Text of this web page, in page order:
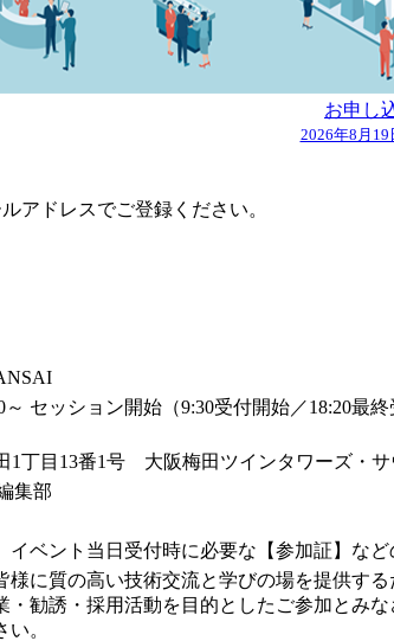
お申し
2026年8月
アドレスでご登録ください。
セッション開始（9:30受付開始／18:20最終
1丁目13番1号 大阪梅田ツインタワーズ・サ
集部
イベント当日受付時に必要な【参加証】な
様に質の高い技術交流と学びの場を提供す
・勧誘・採用活動を目的としたご参加とみ
。